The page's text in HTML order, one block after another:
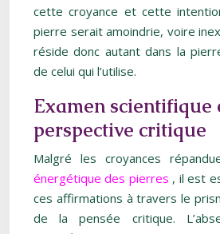
cette croyance et cette
pierre serait amoindrie, voire
réside donc autant dans la
de celui qui l’utilise.
Examen scientifique
perspective critique
Malgré les croyances
énergétique des pierres , il est
ces affirmations à travers le
de la pensée critique.